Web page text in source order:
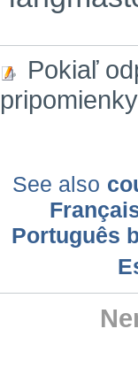
Pokiaľ
See also
Português